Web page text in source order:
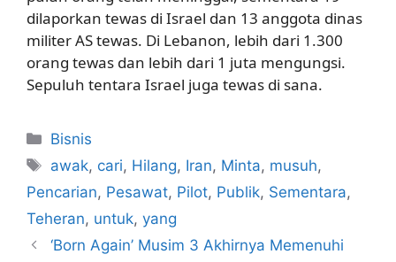
dilaporkan tewas di Israel dan 13 anggota dinas
militer AS tewas. Di Lebanon, lebih dari 1.300
orang tewas dan lebih dari 1 juta mengungsi.
Sepuluh tentara Israel juga tewas di sana.
Kategori
Bisnis
Tag
awak, cari, Hilang, Iran, Minta, musuh,
Pencarian, Pesawat, Pilot, Publik, Sementara,
Teheran, untuk, yang
‘Born Again’ Musim 3 Akhirnya Memenuhi